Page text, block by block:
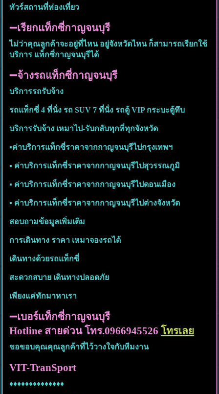
ทัวร์สถานที่ท่องเที่ยว
➖เรียกแท็กซี่กาญจนบุรี
ไม่ว่าคุณลูกค้าจะอยู่ที่ไหน อยู่จังหวัดไหน ก็สามารถเรียกใช้
บริการ แท็กซี่กาญจนบุรีได้
➖จ้างรถแท็กซี่กาญจนบุรี
บริการรถรับจ้าง
รถแท็กซี่ 4 ที่นั่ง รถ SUV 7 ที่นั่ง รถตู้ VIP กระบะตู้ทึบ
บริการรับจ้าง เหมาไป-รับกลับทุกที่ทุกจังหวัด
▪︎ค่าบริการแท็กซี่ราคาจากกาญจนบุรีไปกรุงเทพฯ
▪︎ ค่าบริการแท็กซี่ราคาจากกาญจนบุรีไปสุวรรณภูมิ
▪︎ ค่าบริการแท็กซี่ราคาจากกาญจนบุรีไปดอนเมือง
▪︎ ค่าบริการแท็กซี่ราคาจากกาญจนบุรีไปต่างจังหวัด
สอบถามข้อมูลเพิ่มเติม
การเดินทาง ราคา เหมาจองรถได้
เดินทางด้วยรถแท็กซี่
สะดวกสบาย เดินทางปลอดภัย
เพียงแค่ทักมาหาเรา
➖เบอร์แท็กซี่กาญจนบุรี
Hotline สายด่วน โทร.0966945526โทรเลย
ขอขอบคุณคุณลูกค้าที่ไว้วางใจกับทีมงาน
VIT-TranSport
♦️♦️♦️♦️♦️♦️♦️♦️♦️♦️♦️♦️♦️♦️